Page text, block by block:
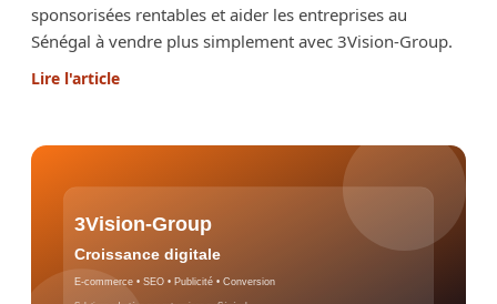
sponsorisées rentables et aider les entreprises au
Sénégal à vendre plus simplement avec 3Vision-Group.
Lire l'article